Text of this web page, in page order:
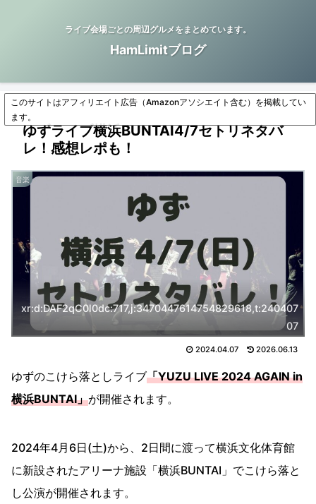
ライブ会場ごとの周辺グルメをまとめています。
HamLimitブログ
このサイトはアフィリエイト広告（Amazonアソシエイト含む）を掲載してい
ます。
ゆずライブ横浜BUNTAI4/7セトリネタバ
レ！感想レポも！
音楽
xr:d:DAF2qC0l0dc:717,j:3470447614754829618,t:240407
07
2024.04.07 2026.06.13
ゆずのこけら落としライブ「YUZU LIVE 2024 AGAIN in
横浜BUNTAI」が開催されます。
2024年4月6日(土)から、2日間に渡って横浜文化体育館
に新設されたアリーナ施設「横浜BUNTAI」でこけら落と
し公演が開催されます。